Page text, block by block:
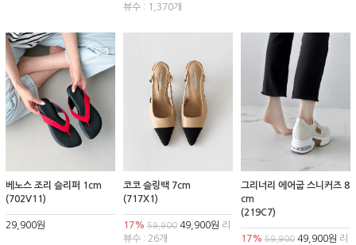
뷰수 : 1,370개
베노스 조리 슬리퍼 1cm
(702V11)
29,900원
코코 슬링백 7cm
(717X1)
17% 59,90049,900원 리
뷰수 : 26개
그리너리 에어굽 스니커즈 8
cm
(219C7)
17% 59,90049,900원 리